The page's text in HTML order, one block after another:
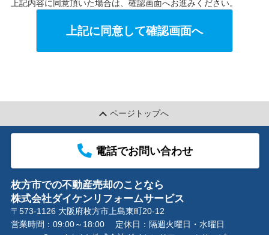
上記内容に同意頂いた場合は、確認画面へお進みください。
上記に同意して確認画面へ
ページトップへ
電話でお問い合わせ
枚方市での不動産売却のことなら
株式会社ダイケンリフォームサービス
〒573-1126 大阪府枚方市上島東町20-12
営業時間：09:00～18:00
定休日：隔週火曜日・水曜日